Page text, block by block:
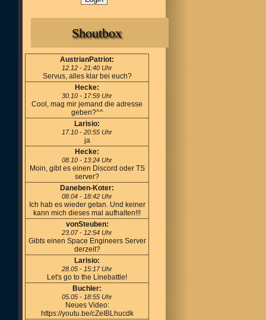
Shoutbox
AustrianPatriot:
12.12 - 21:40 Uhr
Servus, alles klar bei euch?
Hecke:
30.10 - 17:59 Uhr
Cool, mag mir jemand die adresse
geben?^^
Larisio:
17.10 - 20:55 Uhr
ja
Hecke:
08.10 - 13:24 Uhr
Moin, gibt es einen Discord oder TS
server?
Daneben-Koter:
08.04 - 18:42 Uhr
Ich hab es wieder getan. Und keiner
kann mich dieses mal aufhalten!!!
vonSteuben:
23.07 - 12:54 Uhr
Gibts einen Space Engineers Server
derzeit?
Larisio:
28.05 - 15:17 Uhr
Let's go to the Linebattle!
Buchler:
05.05 - 18:55 Uhr
Neues Video:
https://youtu.be/cZeIBLhucdk